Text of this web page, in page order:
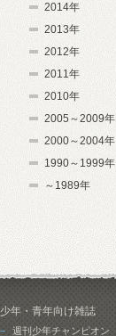
2014年
2013年
2012年
2011年
2010年
2005～2009年
2000～2004年
1990～1999年
～1989年
少年・青年向け雑誌
週刊少年チャンピオン